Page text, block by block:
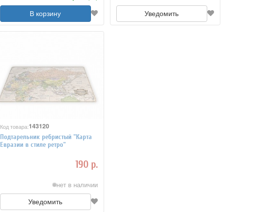
В корзину Уведомить
Код товара:143120
Подтарельник ребристый "Карта
Евразии в стиле ретро"
190 р.
нет в наличии
Уведомить